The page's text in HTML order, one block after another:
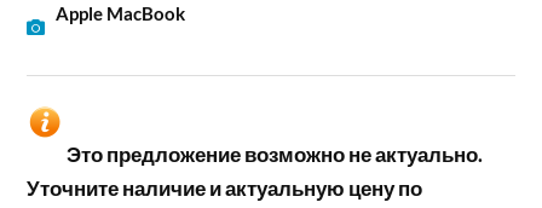
Apple MacBook
Это предложение возможно не актуально.
Уточните наличие и актуальную цену по